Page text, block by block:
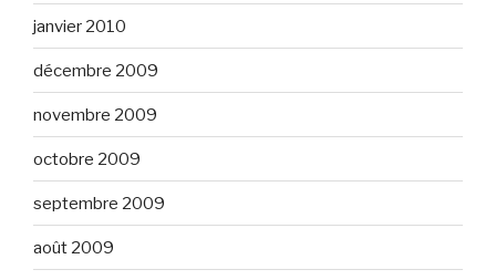
janvier 2010
décembre 2009
novembre 2009
octobre 2009
septembre 2009
août 2009